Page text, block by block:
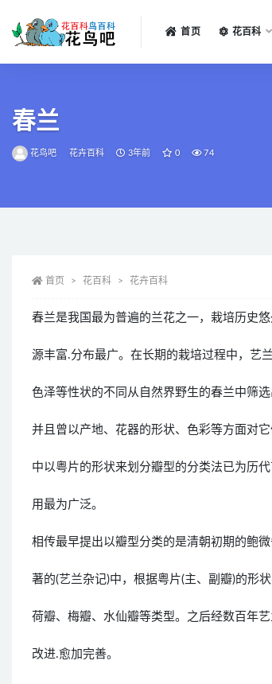
首页 花百科
春兰
花鸟吧 花卉百科 3年前 0 74
首页 花百科 花卉百科
春兰是我国最为普遍的兰花之一，栽培历史
源丰富.分布最广。在长期的栽培过程中，艺
色泽等性状的不同从自然界野生的春兰中筛选
并且曾以产地、花器的形状、色彩等方面对
中以粤片的形状来划分瓣型的分类法已为历
用最为广泛。
相传最早提出以瓣型分类的是清朝初期的鲍
著的(艺兰杂记)中，根据粤片(主、副瓣)的形
荷瓣、梅瓣、水仙瓣等类型。之后经数百年
改进.愈加完善。